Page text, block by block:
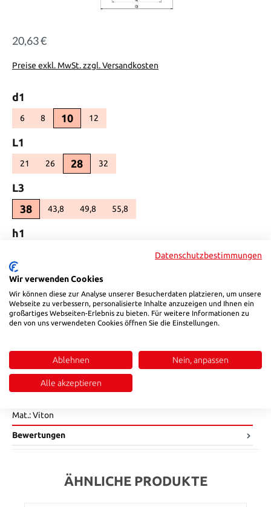
Regulärer Preis:
20,63 €
Preise exkl. MwSt. zzgl. Versandkosten
d1
6(Diese Option ist zurzeit nicht verfügbar.)
8(Diese Option ist zurzeit nicht verfügbar.)
10 12(Diese Option ist zurzeit nicht verfügbar.)
L1
21(Diese Option ist zurzeit nicht verfügbar.)
26(Diese Option ist zurzeit nicht verfügbar.)
28 32(Diese Option ist zurzeit nicht verfügbar.)
L3
38
43,8(Diese Option ist zurzeit nicht verfügbar.)
49,8(Diese Option ist zurzeit nicht verfügbar.)
55,8(Diese Option ist zurzeit nicht verfügbar.)
h1
(Diese Option ist zurzeit nicht verfügbar.)
(Diese Option ist zurzeit nicht verfügbar.)
(Diese Option ist zurzeit nicht verfügbar.)
l2auswählen
26(Diese Option ist zurzeit nicht verfügbar.)
30(Diese Option ist zurzeit nicht verfügbar.)
34 38(Diese Option ist zurzeit nicht verfügbar.)
Produkt Anzahl: Gib den gewünschten Wert ein oder benutze die
In den Warenkorb
Produktnummer:H9641102834
Mat.: Viton
Bewertungen
ÄHNLICHE PRODUKTE
Datenschutzbestimmungen
Wir verwenden Cookies
Wir können diese zur Analyse unserer Besucherdaten platzieren, um unsere
Webseite zu verbessern, personalisierte Inhalte anzuzeigen und Ihnen ein
großartiges Webseiten-Erlebnis zu bieten. Für weitere Informationen zu
den von uns verwendeten Cookies öffnen Sie die Einstellungen.
Ablehnen Nein, anpassen
Alle akzeptieren